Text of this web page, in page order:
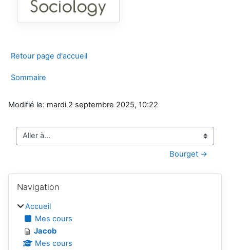
Retour page d'accueil
Sommaire
Modifié le: mardi 2 septembre 2025, 10:22
Aller à…
Bourget →
Blocs
Navigation
Accueil
Mes cours
Jacob
Mes cours